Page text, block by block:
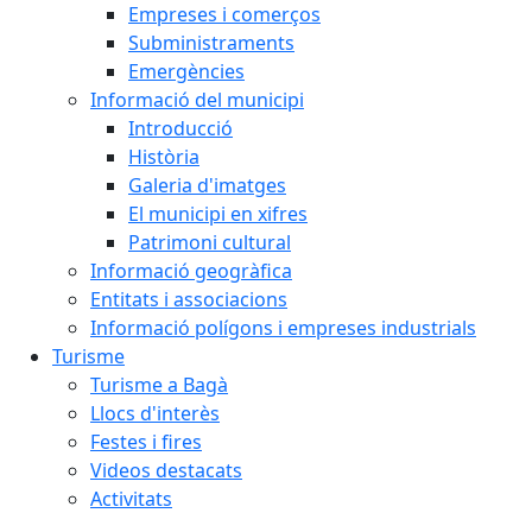
Empreses i comerços
Subministraments
Emergències
Informació del municipi
Introducció
Història
Galeria d'imatges
El municipi en xifres
Patrimoni cultural
Informació geogràfica
Entitats i associacions
Informació polígons i empreses industrials
Turisme
Turisme a Bagà
Llocs d'interès
Festes i fires
Videos destacats
Activitats